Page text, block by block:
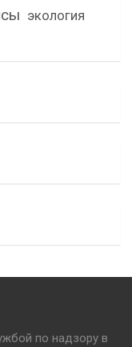
экология
по надзору в